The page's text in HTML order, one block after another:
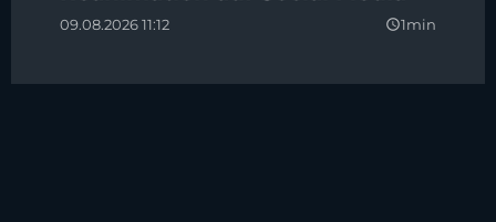
09.08.2026 11:12 query_builder1min